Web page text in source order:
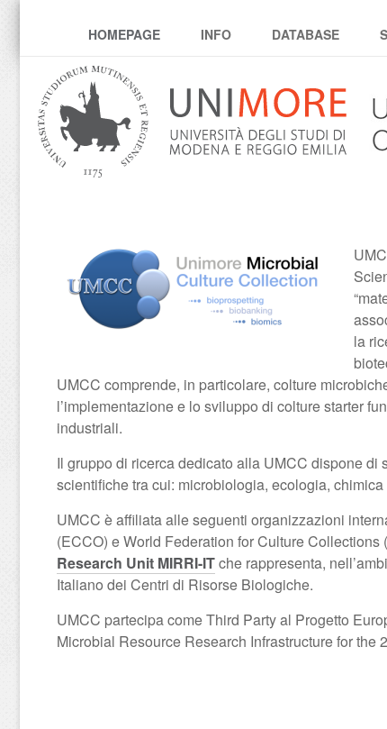
umcc
HOMEPAGE INFO DATABASE
la
UMCC comprende, in particolare, colture
l’implementazione e lo sviluppo di colture starter
industriali.
Il gruppo di ricerca dedicato alla UMCC dispone
scientifiche tra cui: microbiologia, ecologia,
UMCC è affiliata alle seguenti organizzazioni
(ECCO) e World Federation for Culture
Research Unit MIRRI-ITche rappresenta,
Italiano dei Centri di Risorse Biologiche.
UMCC partecipa come Third Party al Progetto
Microbial Resource Research Infrastructure for the